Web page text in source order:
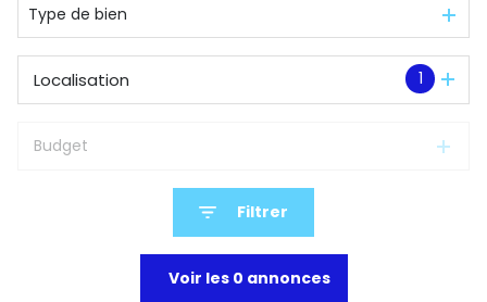
Type de bien
1
Localisation
Budget
Filtrer
Voir les 0 annonces